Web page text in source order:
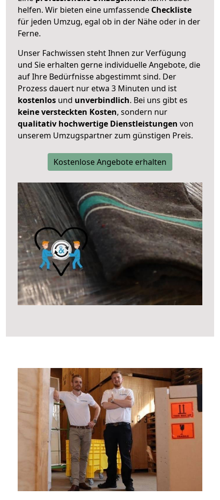
helfen. Wir bieten eine umfassende Checkliste
für jeden Umzug, egal ob in der Nähe oder in der
Ferne.
Unser Fachwissen steht Ihnen zur Verfügung
und Sie erhalten gerne individuelle Angebote, die
auf Ihre Bedürfnisse abgestimmt sind. Der
Prozess dauert nur etwa 3 Minuten und ist
kostenlos und unverbindlich. Bei uns gibt es
keine versteckten Kosten, sondern nur
qualitativ hochwertige Dienstleistungen von
unserem Umzugspartner zum günstigen Preis.
Kostenlose Angebote erhalten